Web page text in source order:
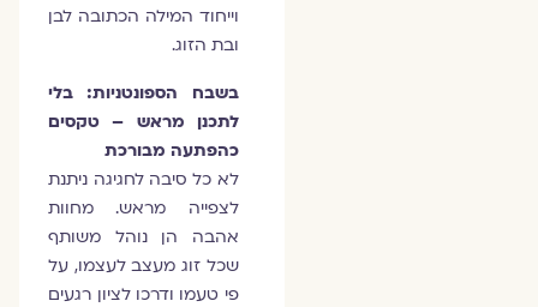
וייחוד המילה הכתובה לבן
ובת הזוג.
בשבח הספונטניות: בלי
לתכנן מראש – טקסים
כהפתעה מבורכת
לא כל סיבה לחגיגה ניתנת
לצפייה מראש. מחוות
אהבה הן נוהל משותף
שכל זוג מעצב לעצמו, על
פי טעמו ודרכו לציון רגעים